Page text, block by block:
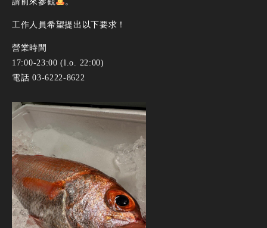
工作人員希望提出以下要求！
營業時間
17:00-23:00 (l.o. 22:00)
電話 03-6222-8622